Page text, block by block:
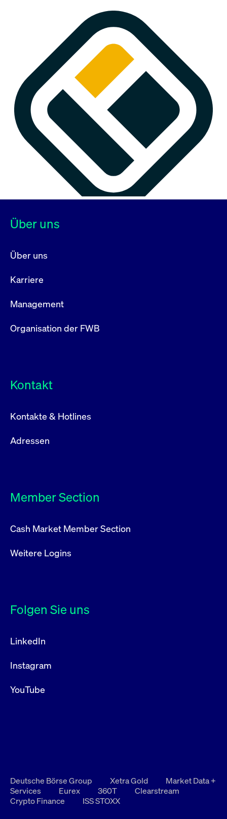
Über uns
Über uns
Karriere
Management
Organisation der FWB
Kontakt
Kontakte & Hotlines
Adressen
Member Section
Cash Market Member Section
Weitere Logins
Folgen Sie uns
LinkedIn
Instagram
YouTube
Deutsche Börse Group Xetra Gold
Market Data +
Services
Eurex 360T
Clearstream
Crypto Finance
ISS STOXX